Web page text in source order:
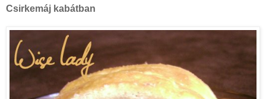
Csirkemáj kabátban